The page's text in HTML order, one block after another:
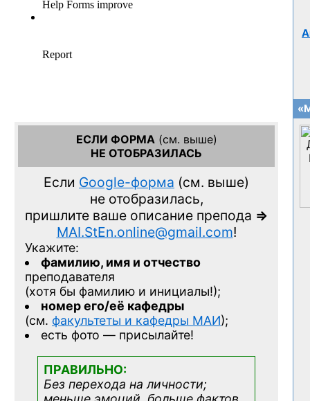
ЕСЛИ ФОРМА(см. выше)
НЕ ОТОБРАЗИЛАСЬ
Если Google-форма (см. выше)
не отобразилась,
пришлите ваше описание препода =>
MAI.StEn.online@gmail.com!
Укажите:
фамилию, имя и отчество
преподавателя
(хотя бы фамилию и инициалы!);
номер его/её кафедры
(см. факультеты и кафедры МАИ);
есть фото — присылайте!
ПРАВИЛЬНО:
Без перехода на личности;